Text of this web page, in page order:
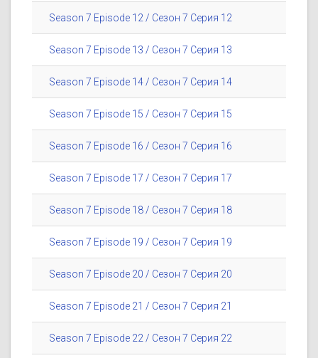
Season 7 Episode 12 / Сезон 7 Серия 12
Season 7 Episode 13 / Сезон 7 Серия 13
Season 7 Episode 14 / Сезон 7 Серия 14
Season 7 Episode 15 / Сезон 7 Серия 15
Season 7 Episode 16 / Сезон 7 Серия 16
Season 7 Episode 17 / Сезон 7 Серия 17
Season 7 Episode 18 / Сезон 7 Серия 18
Season 7 Episode 19 / Сезон 7 Серия 19
Season 7 Episode 20 / Сезон 7 Серия 20
Season 7 Episode 21 / Сезон 7 Серия 21
Season 7 Episode 22 / Сезон 7 Серия 22